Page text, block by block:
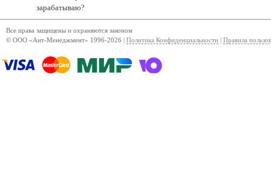
зарабатываю?
Все права защищены и охраняются законом
© ООО «Ант-Менеджмент» 1996-2026 | Политика Конфиденциальности Правила